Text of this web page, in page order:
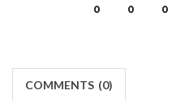
0 0 0
COMMENTS (0)